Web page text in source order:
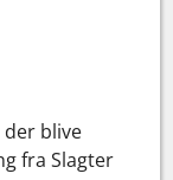
blive
fra Slagter